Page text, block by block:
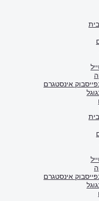
אינסטגרם
אינסטגרם